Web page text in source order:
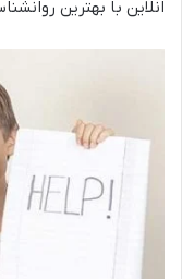
انلاین با بهترین